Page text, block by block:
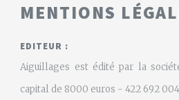
MENTIONS
EDITEUR :
Aiguillages est édité par la
capital de 8000 euros - 422 692